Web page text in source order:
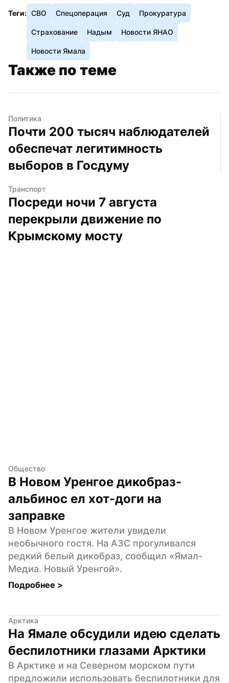
Теги: СВО Спецоперация Суд Прокуратура
Страхование Надым Новости ЯНАО
Новости Ямала
Также по теме
Политика
Почти 200 тысяч наблюдателей
обеспечат легитимность
выборов в Госдуму
Транспорт
Посреди ночи 7 августа
перекрыли движение по
Крымскому мосту
Общество
В Новом Уренгое дикобраз-
альбинос ел хот-доги на
заправке
В Новом Уренгое жители увидели
необычного гостя. На АЗС прогуливался
редкий белый дикобраз, сообщил «Ямал-
Медиа. Новый Уренгой».
Подробнее >
Арктика
На Ямале обсудили идею сделать
беспилотники глазами Арктики
В Арктике и на Северном морском пути
предложили использовать беспилотники для